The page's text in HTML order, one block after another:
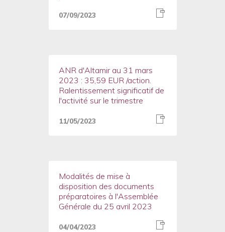
07/09/2023
ANR d'Altamir au 31 mars
2023 : 35,59 EUR /action.
Ralentissement significatif de
l'activité sur le trimestre
11/05/2023
Modalités de mise à
disposition des documents
préparatoires à l'Assemblée
Générale du 25 avril 2023
04/04/2023